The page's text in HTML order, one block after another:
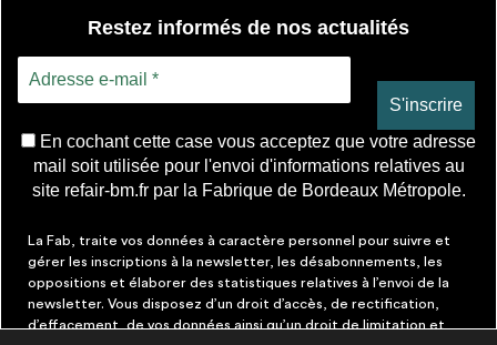
Restez informés de nos actualités
En cochant cette case vous acceptez que votre adresse
mail soit utilisée pour l'envoi d'informations relatives au
site refair-bm.fr par la Fabrique de Bordeaux Métropole.
La Fab, traite vos données à caractère personnel pour suivre et
gérer les inscriptions à la newsletter, les désabonnements, les
oppositions et élaborer des statistiques relatives à l’envoi de la
newsletter. Vous disposez d’un droit d’accès, de rectification,
d’effacement, de vos données ainsi qu’un droit de limitation et